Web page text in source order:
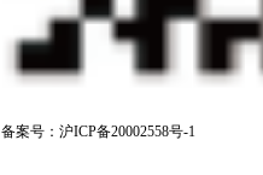
备案号：沪ICP备20002558号-1